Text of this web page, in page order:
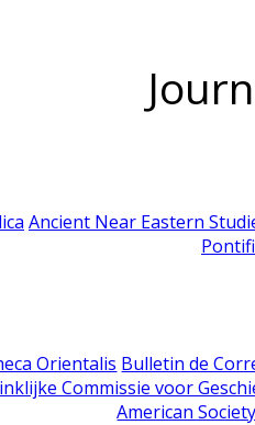
Ancient Near Eastern
Orientalis Bulletin de
Commissie voor
American